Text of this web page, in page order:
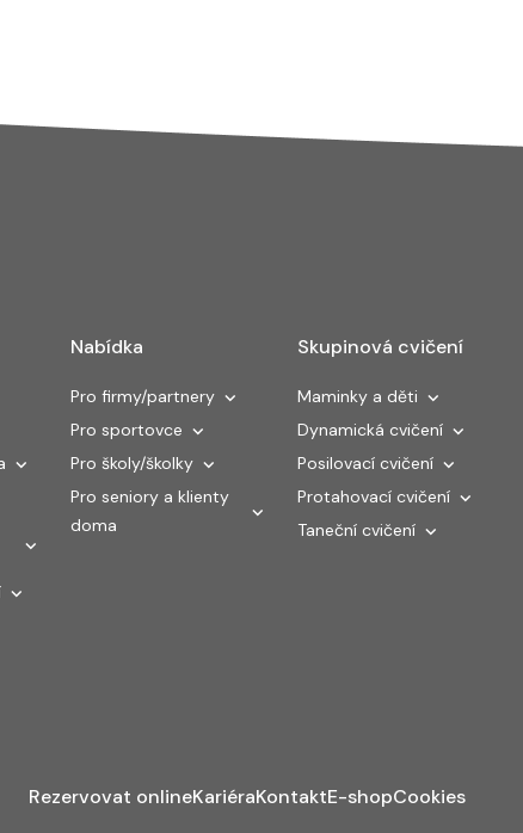
Nabídka
Pro firmy/partnery
Pro sportovce
Pro školy/školky
Pro seniory a klienty
doma
Skupinová cvičení
Maminky a děti
Dynamická cvičení
Posilovací cvičení
Protahovací cvičení
Taneční cvičení
Rezervovat onlineKariéraKontaktE-shopCookies